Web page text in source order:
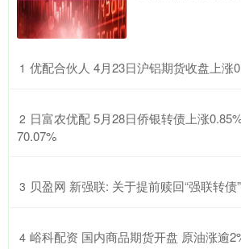
1 优配合伙人 4月23日沪铝期货收盘上涨
2 日富农优配 5月28日侨银转债上涨
70.07%
3 贝盈网 新强联: 关于提前赎回“强联转
4 峪科配资 国内商品期货开盘 原油涨逾